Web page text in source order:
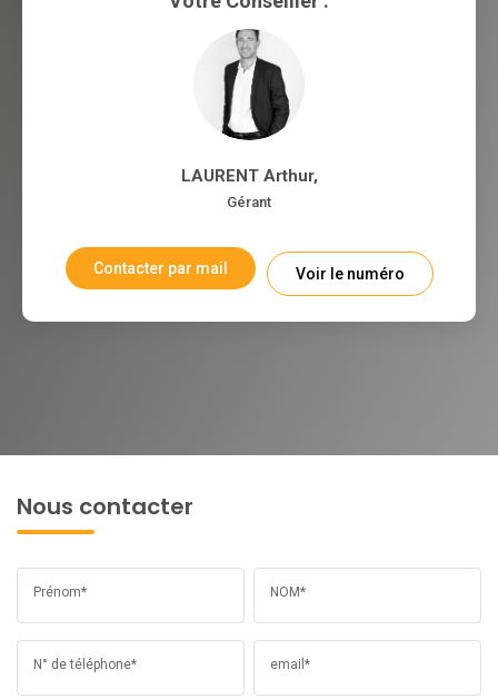
LAURENT Arthur,
Gérant
Contacter par mail Voir le numéro
Nous contacter
Prénom* NOM*
N° de téléphone* email*